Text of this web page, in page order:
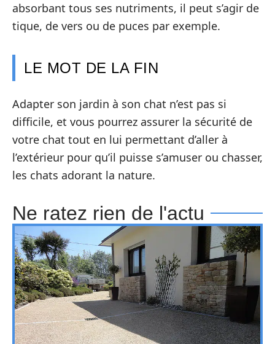
absorbant tous ses nutriments, il peut s’agir de
tique, de vers ou de puces par exemple.
LE MOT DE LA FIN
Adapter son jardin à son chat n’est pas si
difficile, et vous pourrez assurer la sécurité de
votre chat tout en lui permettant d’aller à
l’extérieur pour qu’il puisse s’amuser ou chasser,
les chats adorant la nature.
Ne ratez rien de l'actu